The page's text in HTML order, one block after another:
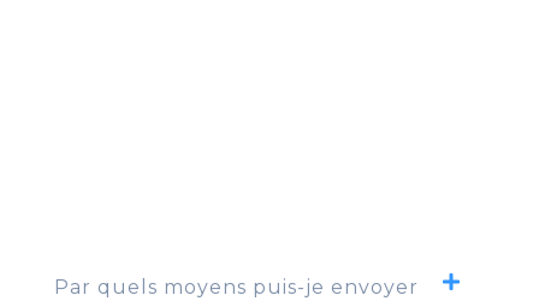
Par quels moyens puis-je envoyer